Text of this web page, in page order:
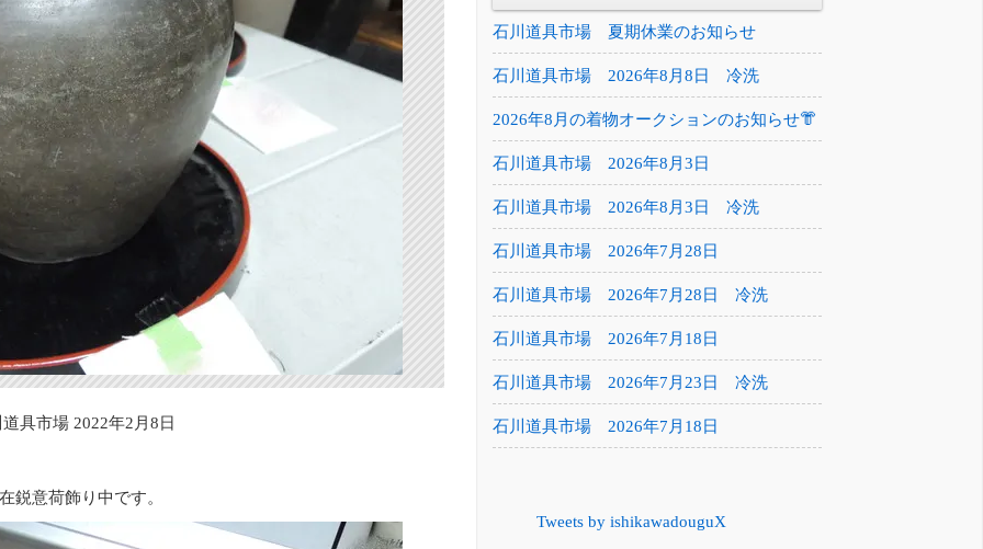
具市場 2022年2月8日
鋭意荷飾り中です。
石川道具市場 夏期休業のお知らせ
石川道具市場 2026年8月8日 冷洗
2026年8月の着物オークションのお知らせ👘
石川道具市場 2026年8月3日
石川道具市場 2026年8月3日 冷洗
石川道具市場 2026年7月28日
石川道具市場 2026年7月28日 冷洗
石川道具市場 2026年7月18日
石川道具市場 2026年7月23日 冷洗
石川道具市場 2026年7月18日
Tweets by ishikawadouguX